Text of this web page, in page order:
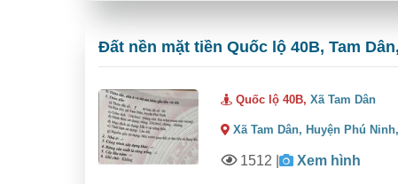
Đất nền mặt tiền Quốc lộ 40B, Tam
Quốc lộ 40B,Xã Tam Dân
Xã Tam Dân, Huyện Phú
1512 | Xem hình